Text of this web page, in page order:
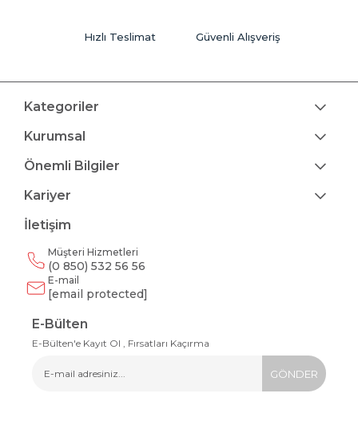
Hızlı Teslimat Güvenli Alışveriş
Kategoriler
Kurumsal
Önemli Bilgiler
Kariyer
İletişim
Müşteri Hizmetleri
(0 850) 532 56 56
E-mail
[email protected]
E-Bülten
E-Bülten'e Kayıt Ol , Fırsatları Kaçırma
GÖNDER